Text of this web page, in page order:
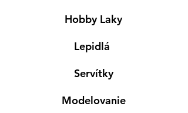
Hobby Laky
Lepidlá
Servítky
Modelovanie